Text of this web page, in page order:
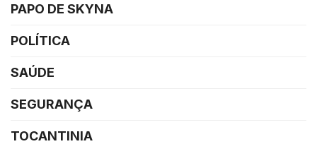
PAPO DE SKYNA
POLÍTICA
SAÚDE
SEGURANÇA
TOCANTINIA